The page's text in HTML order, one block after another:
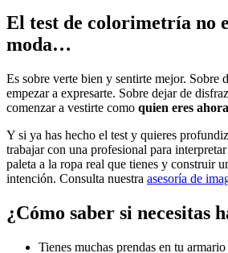
El test de colorimetría no
moda…
Es sobre verte bien y sentirte mejor. Sobre
empezar a expresarte. Sobre dejar de
comenzar a vestirte como quien eres ahora
Y si ya has hecho el test y quieres
trabajar con una profesional para
paleta a la ropa real que tienes y construir
intención. Consulta nuestra asesoría de
¿Cómo saber si necesitas
Tienes muchas prendas en tu